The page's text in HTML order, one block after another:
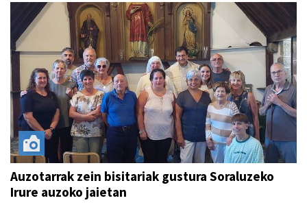
Auzotarrak zein bisitariak gustura Soraluzeko
Irure auzoko jaietan